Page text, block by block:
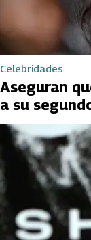
Celebridades
Aseguran
a su